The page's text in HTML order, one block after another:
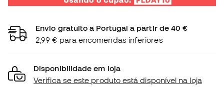
Envio gratuito a Portugal a partir de 40 €
2,99 € para encomendas inferiores
Disponibilidade em loja
Verifica se este produto está disponível na loja